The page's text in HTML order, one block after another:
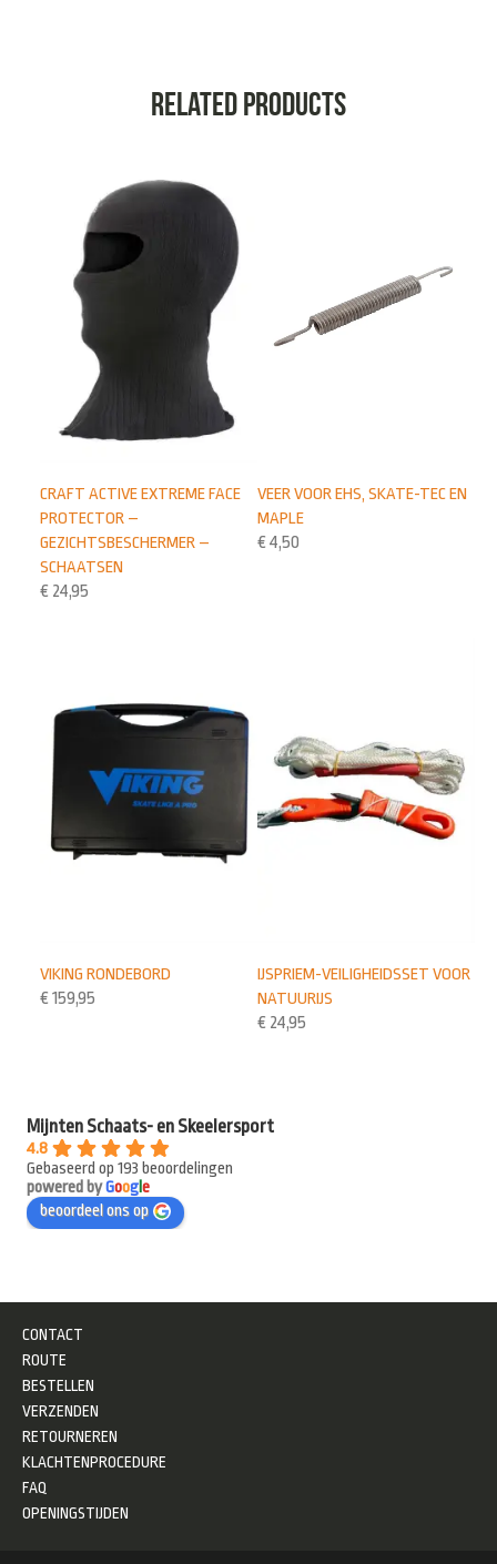
Related products
VEER VOOR EHS, SKATE-TEC EN
MAPLE
€ 4,50
CRAFT ACTIVE EXTREME FACE
PROTECTOR –
GEZICHTSBESCHERMER –
SCHAATSEN
€ 24,95
IJSPRIEM-VEILIGHEIDSSET VOOR
NATUURIJS
€ 24,95
VIKING RONDEBORD
€ 159,95
Mijnten Schaats- en Skeelersport
4.8
Gebaseerd op 193 beoordelingen
powered byGooge
beoordeel ons op
CONTACT
ROUTE
BESTELLEN
VERZENDEN
RETOURNEREN
KLACHTENPROCEDURE
FAQ
OPENINGSTIJDEN